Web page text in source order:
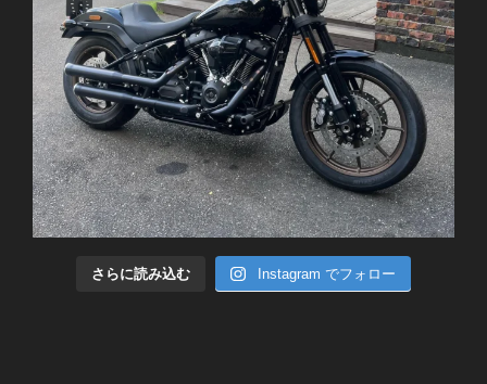
さらに読み込む Instagram でフォロー